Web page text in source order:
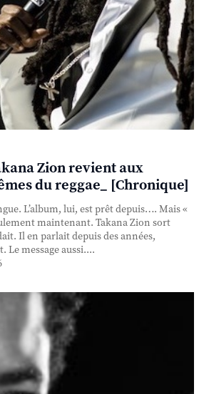
Zion revient aux
du reggae_ [Chronique]
L’album, lui, est prêt depuis…. Mais «
maintenant. Takana Zion sort
Il en parlait depuis des années,
message aussi....